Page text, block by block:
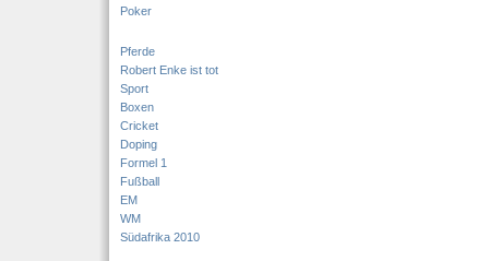
Poker
Pferde
Robert Enke ist tot
Sport
Boxen
Cricket
Doping
Formel 1
Fußball
EM
WM
Südafrika 2010